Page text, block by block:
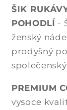
ŠIK
POHODLÍ -
ženský
prodyšný
PREMIUM
vysoce